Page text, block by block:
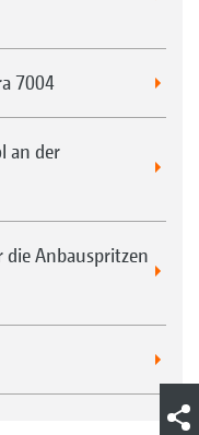
7004
an der
Anbauspritzen